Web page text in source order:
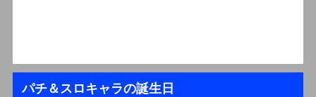
パチ＆スロキャラの誕生日